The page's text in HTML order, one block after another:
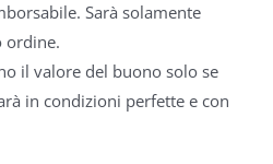
Sarà solamente
ordine.
il valore del buono solo se
in condizioni perfette e con